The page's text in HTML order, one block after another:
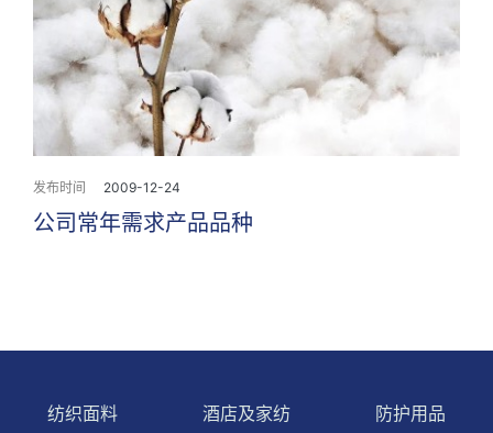
发布时间 2009-12-24
公司常年需求产品品种
纺织面料 酒店及家纺 防护用品